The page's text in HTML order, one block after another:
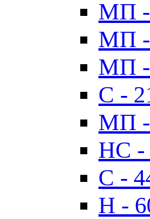
МП -
МП -
МП -
C -
МП -
HC -
C -
H -